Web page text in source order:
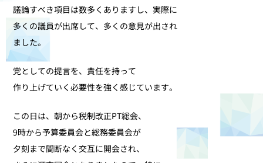
議論すべき項目は数多くありますし、実際に
多くの議員が出席して、多くの意見が出され
ました。
党としての提言を、責任を持って
作り上げていく必要性を強く感じています。
この日は、朝から税制改正PT総会、
9時から予算委員会と総務委員会が
夕刻まで間断なく交互に開会され、